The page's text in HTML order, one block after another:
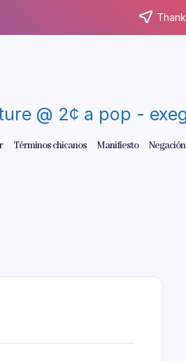
@ 2¢ a pop -
Términos chicanos Manifiesto